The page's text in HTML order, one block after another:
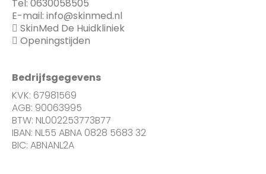
Tel: 0630058505
E-mail: info@skinmed.nl
SkinMed De Huidkliniek
Openingstijden
Bedrijfsgegevens
KVK: 67981569
AGB: 90063995
BTW: NL002253773B77
IBAN: NL55 ABNA 0828 5683 32
BIC: ABNANL2A